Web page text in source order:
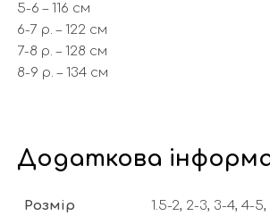
5-6 – 116 см
6-7 р. – 122 см
7-8 р. – 128 см
8-9 р. – 134 см
Додаткова
Розмір 1.5-2, 2-3, 3-4, 4-